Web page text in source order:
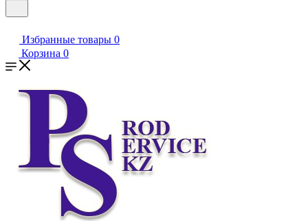
Избранные товары 0
Корзина 0